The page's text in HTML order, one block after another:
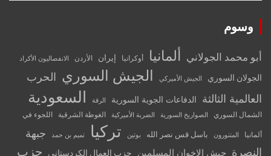
وسوم
أبو محمد الجولاني ألمانيا أوكرانيا إيران الأردن الانفصاليون الأكراد
الجولان السوري الجيش الأميركي الجيش السوري الحرب
العالمية الثالثة
الدفاعات الجوية السورية الرقة السعودية
الشمال السوري الصواريخ السورية الضربة الأميركية الغوطة الشرقية اللجوء في
ألمانيا المتنورون باسل قس نصر الله بوتين تركيا تميم بن حمد
جبهة
النصرة
جيش الإخوان المسلمين حزب العمال الكردستاني حزب